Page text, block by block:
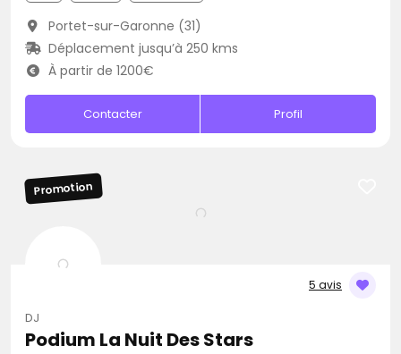
Portet-sur-Garonne (31)
Déplacement jusqu’à 250 kms
À partir de 1200€
Contacter Profil
5 avis
Promotion
DJ
Podium La Nuit Des Stars